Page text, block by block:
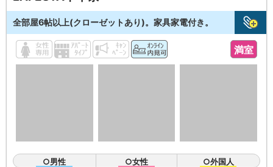
全部屋6帖以上(クローゼットあり)。家具家電付き。
満室
○男性 ○女性 ○外国人